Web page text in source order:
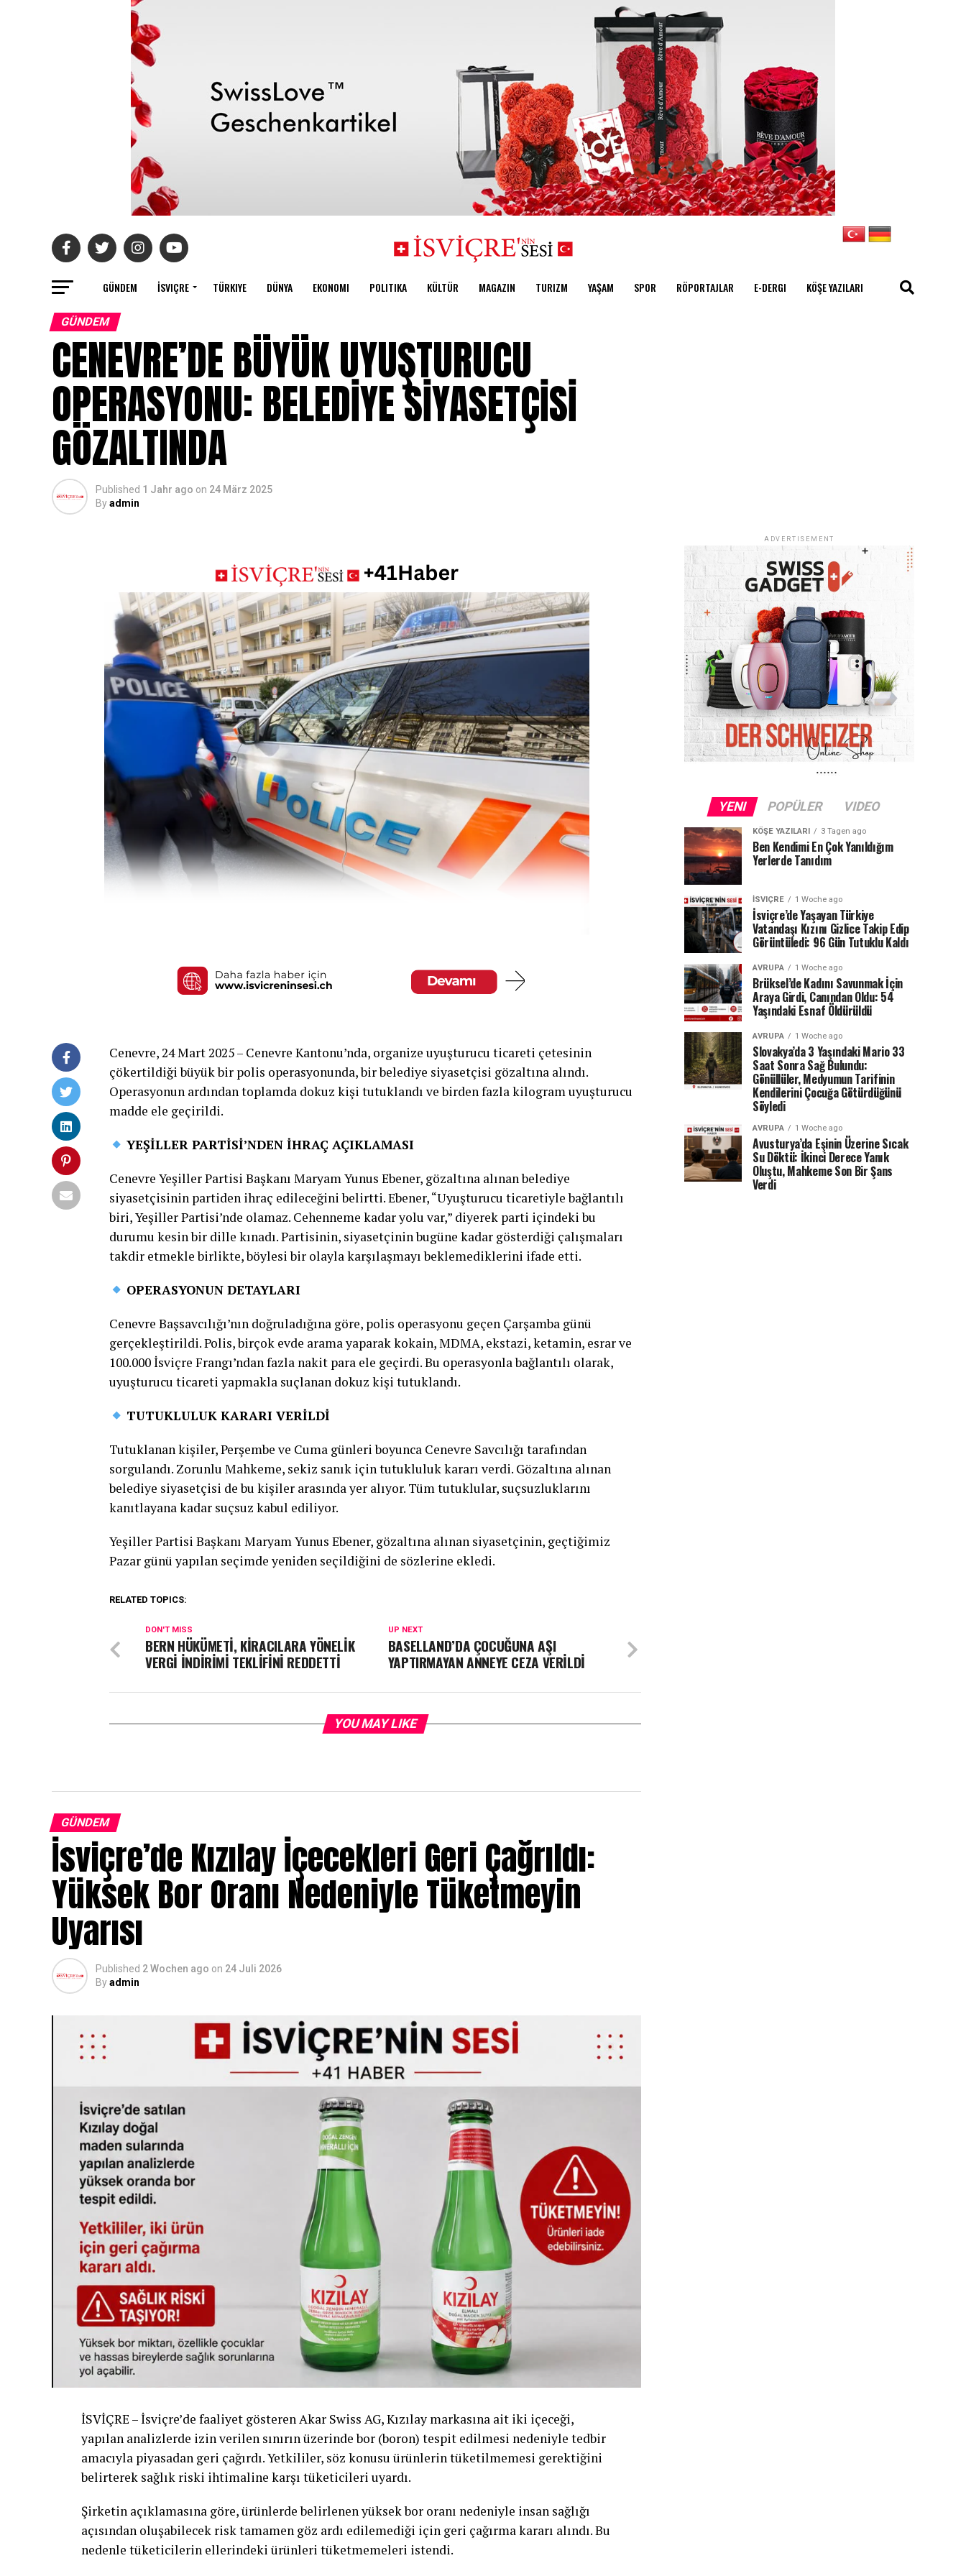
GÜNDEM İSVIÇRE TÜRKIYE DÜNYA EKONOMI POLITIKA KÜLTÜR MAGAZIN TURIZM YAŞAM SPOR RÖPORTAJLAR E-DERGI KÖŞE YAZILARI
GÜNDEM
CENEVRE’DE BÜYÜK UYUŞTURUCU
OPERASYONU: BELEDİYE SİYASETÇİSİ
GÖZALTINDA
Published 1 Jahr ago on 24 März 2025
Byadmin
Cenevre, 24 Mart 2025 – Cenevre Kantonu’nda, organize uyuşturucu ticareti çetesinin
çökertildiği büyük bir polis operasyonunda, bir belediye siyasetçisi gözaltına alındı.
Operasyonun ardından toplamda dokuz kişi tutuklandı ve birden fazla kilogram uyuşturucu
madde ele geçirildi.
YEŞİLLER PARTİSİ’NDEN İHRAÇ AÇIKLAMASI
Cenevre Yeşiller Partisi Başkanı Maryam Yunus Ebener, gözaltına alınan belediye
siyasetçisinin partiden ihraç edileceğini belirtti. Ebener, “Uyuşturucu ticaretiyle bağlantılı
biri, Yeşiller Partisi’nde olamaz. Cehenneme kadar yolu var,” diyerek parti içindeki bu
durumu kesin bir dille kınadı. Partisinin, siyasetçinin bugüne kadar gösterdiği çalışmaları
takdir etmekle birlikte, böylesi bir olayla karşılaşmayı beklemediklerini ifade etti.
OPERASYONUN DETAYLARI
Cenevre Başsavcılığı’nın doğruladığına göre, polis operasyonu geçen Çarşamba günü
gerçekleştirildi. Polis, birçok evde arama yaparak kokain, MDMA, ekstazi, ketamin, esrar ve
100.000 İsviçre Frangı’ndan fazla nakit para ele geçirdi. Bu operasyonla bağlantılı olarak,
uyuşturucu ticareti yapmakla suçlanan dokuz kişi tutuklandı.
TUTUKLULUK KARARI VERİLDİ
Tutuklanan kişiler, Perşembe ve Cuma günleri boyunca Cenevre Savcılığı tarafından
sorgulandı. Zorunlu Mahkeme, sekiz sanık için tutukluluk kararı verdi. Gözaltına alınan
belediye siyasetçisi de bu kişiler arasında yer alıyor. Tüm tutuklular, suçsuzluklarını
kanıtlayana kadar suçsuz kabul ediliyor.
Yeşiller Partisi Başkanı Maryam Yunus Ebener, gözaltına alınan siyasetçinin, geçtiğimiz
Pazar günü yapılan seçimde yeniden seçildiğini de sözlerine ekledi.
RELATED TOPICS:
UP NEXT
BASELLAND’DA ÇOCUĞUNA AŞI
YAPTIRMAYAN ANNEYE CEZA VERİLDİ
DON'T MISS
BERN HÜKÜMETİ, KİRACILARA YÖNELİK
VERGİ İNDİRİMİ TEKLİFİNİ REDDETTİ
YOU MAY LIKE
GÜNDEM
İsviçre’de Kızılay İçecekleri Geri Çağrıldı:
Yüksek Bor Oranı Nedeniyle Tüketmeyin
Uyarısı
Published 2 Wochen ago on 24 Juli 2026
Byadmin
İSVİÇRE – İsviçre’de faaliyet gösteren Akar Swiss AG, Kızılay markasına ait iki içeceği,
yapılan analizlerde izin verilen sınırın üzerinde bor (boron) tespit edilmesi nedeniyle tedbir
amacıyla piyasadan geri çağırdı. Yetkililer, söz konusu ürünlerin tüketilmemesi gerektiğini
belirterek sağlık riski ihtimaline karşı tüketicileri uyardı.
Şirketin açıklamasına göre, ürünlerde belirlenen yüksek bor oranı nedeniyle insan sağlığı
açısından oluşabilecek risk tamamen göz ardı edilemediği için geri çağırma kararı alındı. Bu
nedenle tüketicilerin ellerindeki ürünleri tüketmemeleri istendi.
ADVERTISEMENT
YENI POPÜLER VIDEO
KÖŞE YAZILARI 3 Tagen ago
Ben Kendimi En Çok Yanıldığım
Yerlerde Tanıdım
İSVIÇRE 1 Woche ago
İsviçre’de Yaşayan Türkiye
Vatandaşı Kızını Gizlice Takip Edip
Görüntüledi: 96 Gün Tutuklu Kaldı
AVRUPA 1 Woche ago
Brüksel’de Kadını Savunmak İçin
Araya Girdi, Canından Oldu: 54
Yaşındaki Esnaf Öldürüldü
AVRUPA 1 Woche ago
Slovakya’da 3 Yaşındaki Mario 33
Saat Sonra Sağ Bulundu:
Gönüllüler, Medyumun Tarifinin
Kendilerini Çocuğa Götürdüğünü
Söyledi
AVRUPA 1 Woche ago
Avusturya’da Eşinin Üzerine Sıcak
Su Döktü: İkinci Derece Yanık
Oluştu, Mahkeme Son Bir Şans
Verdi